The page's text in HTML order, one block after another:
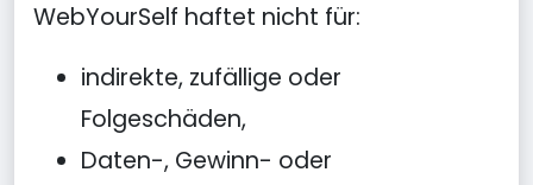
WebYourSelf haftet nicht für:
indirekte, zufällige oder
Folgeschäden,
Daten-, Gewinn- oder